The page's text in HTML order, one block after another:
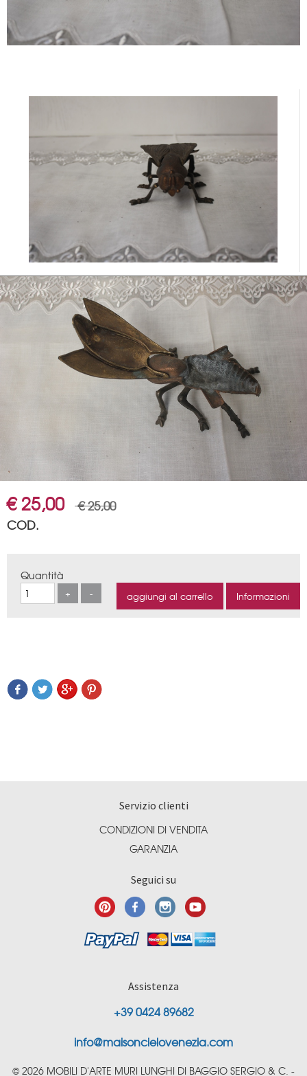
€ 25,00 € 25,00
COD.
Quantità
Servizio clienti
CONDIZIONI DI VENDITA
GARANZIA
Seguici su
Assistenza
+39 0424 89682
info@maisoncielovenezia.com
© 2026 MOBILI D'ARTE MURI LUNGHI DI BAGGIO SERGIO & C. -